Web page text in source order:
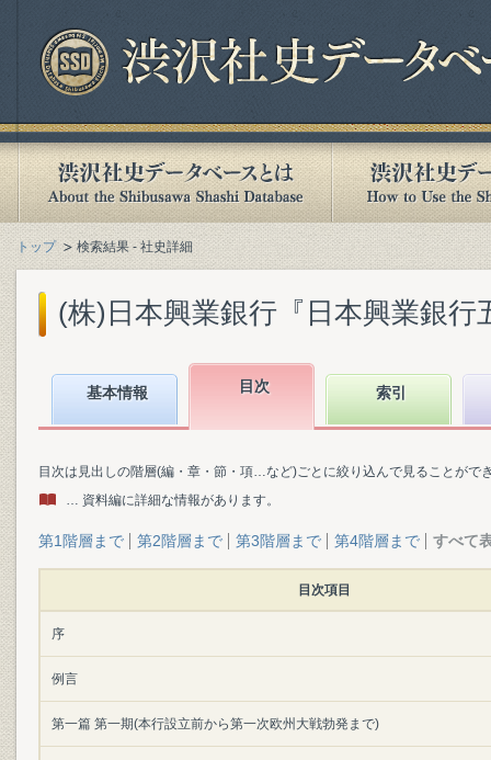
トップ 検索結果 - 社史詳細
(株)日本興業銀行『日本興業銀行
基本情報 目次 索引
目次は見出しの階層(編・章・節・項…など)ごとに絞り込んで見ることがで
… 資料編に詳細な情報があります。
第1階層まで 第2階層まで 第3階層まで 第4階層まで すべて
目次項目
序
例言
第一篇 第一期(本行設立前から第一次欧州大戦勃発まで)